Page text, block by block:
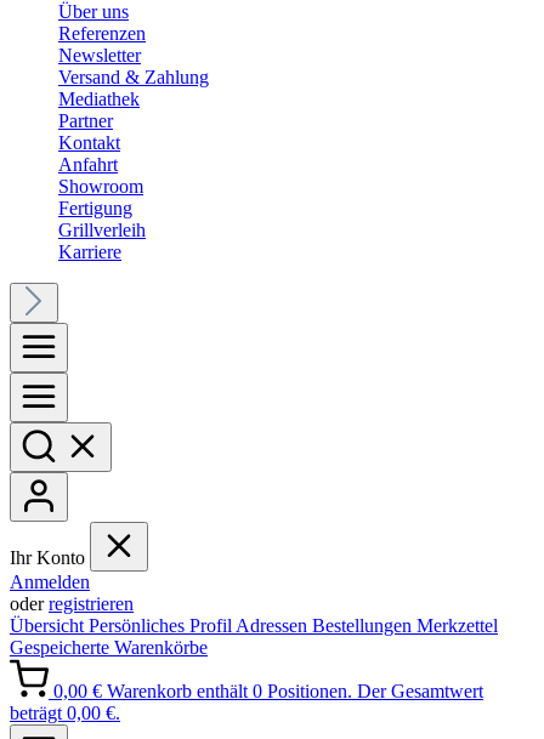
Über uns
Referenzen
Newsletter
Versand & Zahlung
Mediathek
Partner
Kontakt
Anfahrt
Showroom
Fertigung
Grillverleih
Karriere
Ihr Konto
Anmelden
oderregistrieren
Übersicht Persönliches Profil Adressen Bestellungen Merkzettel
Gespeicherte Warenkörbe
0,00 € Warenkorb enthält 0 Positionen. Der Gesamtwert
beträgt 0,00 €.